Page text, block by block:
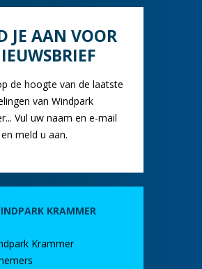
JE AAN VOOR
de hoogte van de laatste
van Windpark
Vul uw naam en e-mail
meld u aan.
KRAMMER
Krammer